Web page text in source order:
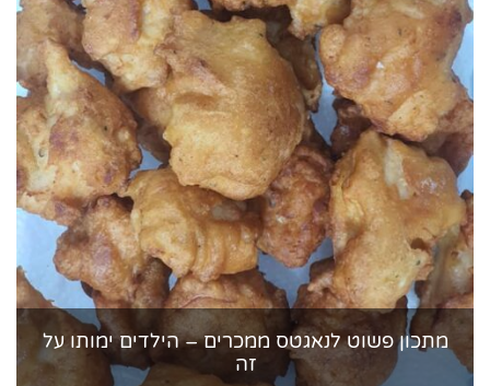
מתכון פשוט לנאגטס ממכרים – הילדים ימותו על
זה